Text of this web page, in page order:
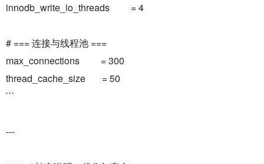
innodb_write_io_threads = 4
# === 连接与线程池 ===
max_connections = 300
thread_cache_size = 50
```
---